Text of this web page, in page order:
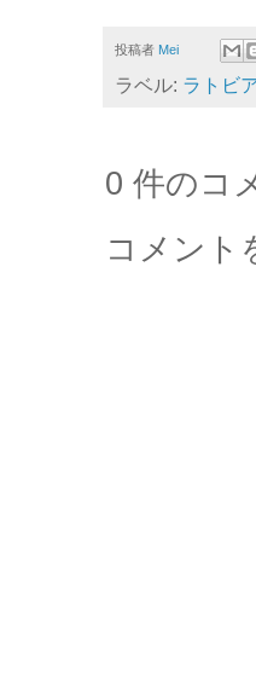
投稿者 Mei
ラベル: ラトビ
0 件のコ
コメント